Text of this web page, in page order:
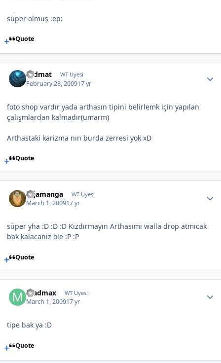
süper olmuş :ep:
Quote
sadmat WT Uyesi
February 28, 200917 yr
foto shop vardır yada arthasın tipini belirlemk için yapılan
çalışmlardan kalmadır(umarm)
Arthastaki karizma nın burda zerresi yok xD
Quote
cajamanga WT Uyesi
March 1, 200917 yr
süper yha :D :D :D Kızdırmayın Arthasımı walla drop atmıcak
bak kalacanız öle :P :P
Quote
madmax WT Uyesi
March 1, 200917 yr
tipe bak ya :D
Quote